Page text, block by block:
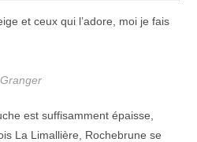
et ceux qui l’adore, moi je fais
Granger
est suffisamment épaisse,
La Limallière, Rochebrune se